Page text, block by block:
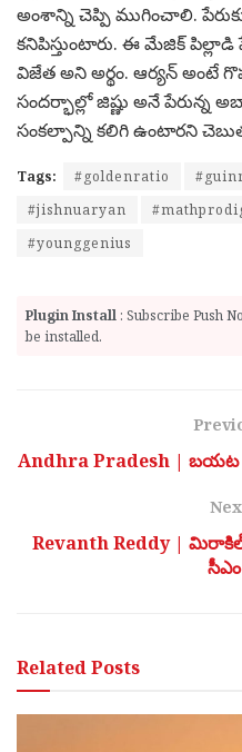
అంశాన్ని చెప్పి ముగించాలి.
కనిపిస్తుంటారు. ఈ మేజిక్ పిల్లాడి
విజేత అని అర్థం. ఆర్యన్ అంటే
సందర్భాల్లో జిష్ణు అనే
సంకల్పాన్ని కలిగి ఉంటారని
Tags: #goldenratio
#jishnuaryan
#younggenius
Plugin Install : Subscribe Push
be installed.
Andhra Pradesh | బయట
Revanth Reddy | మిరాకిల్
RelatedPosts